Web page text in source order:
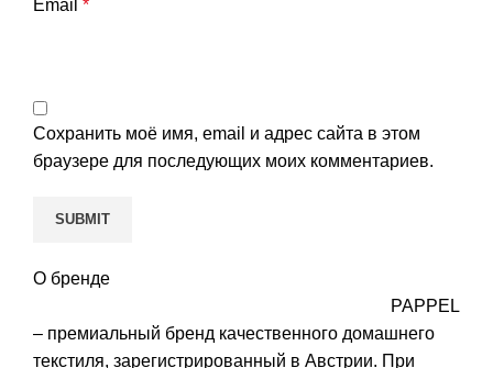
Email *
Сохранить моё имя, email и адрес сайта в этом
браузере для последующих моих комментариев.
О бренде
PAPPEL
– премиальный бренд качественного домашнего
текстиля, зарегистрированный в Австрии. При